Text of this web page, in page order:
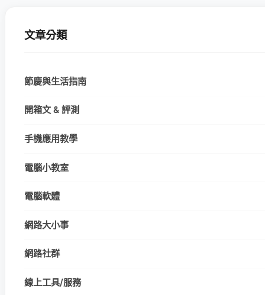
文章分類
節慶與生活指南
開箱文 & 評測
手機應用教學
電腦小教室
電腦軟體
網路大小事
網路社群
線上工具/服務